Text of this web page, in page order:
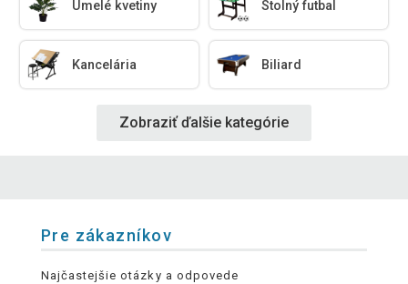
Umelé kvetiny Stolný futbal
Kancelária Biliard
Zobraziť ďalšie kategórie
Pre zákazníkov
Najčastejšie otázky a odpovede